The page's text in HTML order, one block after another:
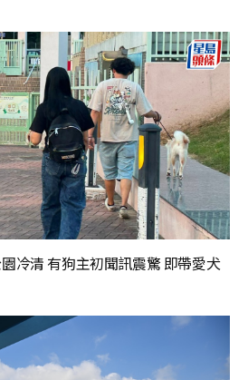
冷清 有狗主初聞訊震驚 即帶愛犬